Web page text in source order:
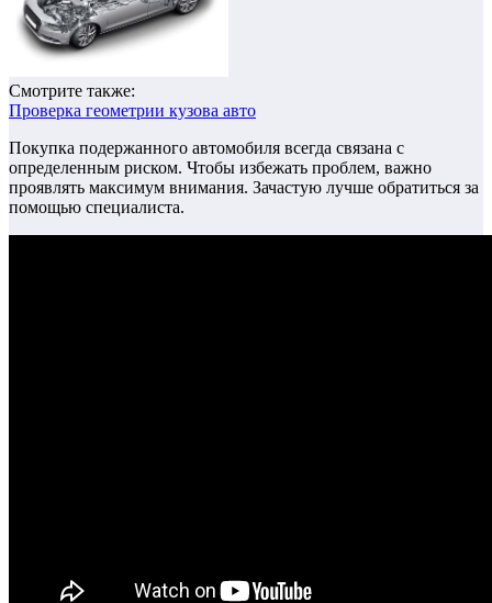
Смотрите также:
Проверка геометрии кузова авто
Покупка подержанного автомобиля всегда связана с
определенным риском. Чтобы избежать проблем, важно
проявлять максимум внимания. Зачастую лучше обратиться за
помощью специалиста.